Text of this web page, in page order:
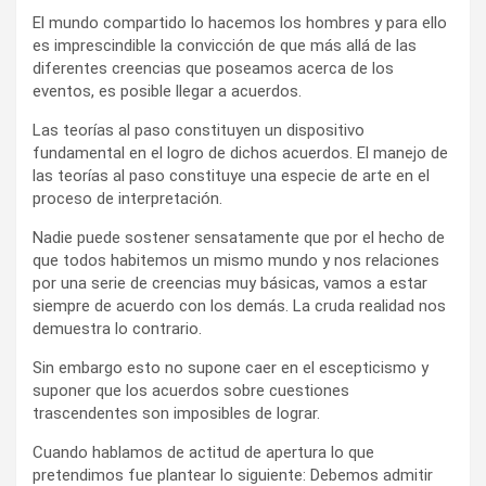
El mundo compartido lo hacemos los hombres y para ello
es imprescindible la convicción de que más allá de las
diferentes creencias que poseamos acerca de los
eventos, es posible llegar a acuerdos.
Las teorías al paso constituyen un dispositivo
fundamental en el logro de dichos acuerdos. El manejo de
las teorías al paso constituye una especie de arte en el
proceso de interpretación.
Nadie puede sostener sensatamente que por el hecho de
que todos habitemos un mismo mundo y nos relaciones
por una serie de creencias muy básicas, vamos a estar
siempre de acuerdo con los demás. La cruda realidad nos
demuestra lo contrario.
Sin embargo esto no supone caer en el escepticismo y
suponer que los acuerdos sobre cuestiones
trascendentes son imposibles de lograr.
Cuando hablamos de actitud de apertura lo que
pretendimos fue plantear lo siguiente: Debemos admitir